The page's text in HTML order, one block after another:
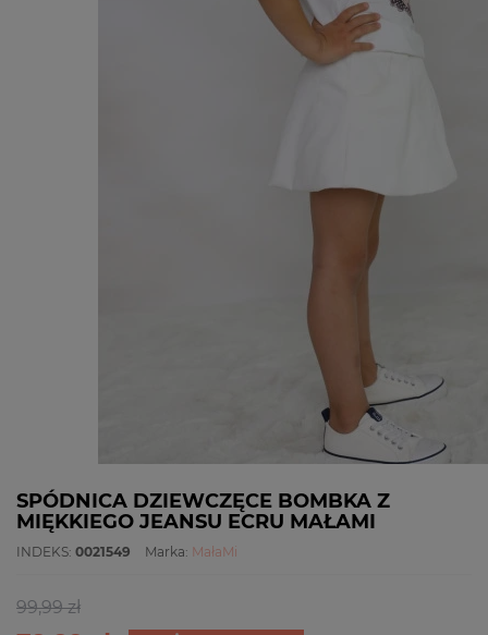
SPÓDNICA DZIEWCZĘCE BOMBKA Z
MIĘKKIEGO JEANSU ECRU MAŁAMI
INDEKS: 0021549 Marka: MałaMi
99,99 zł